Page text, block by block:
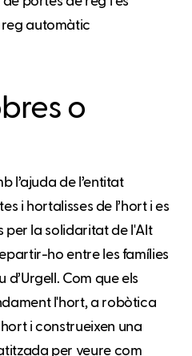
automàtic
o
l’ajuda de l’entitat
i hortalisses de l’hort i es
per la solidaritat de l'Alt
ho entre les famílies
d’Urgell. Com que els
l'hort, a robòtica
i construeixen una
per veure com